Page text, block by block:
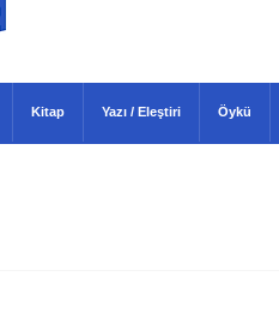
Kitap Yazı / Eleştiri Öykü